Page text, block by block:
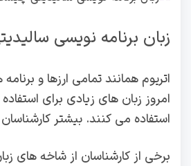
زبان برنامه نویسی
اتریوم همانند تمامی ارزها و
امروز زبان های زیادی برای
استفاده می کنند. بیشتر